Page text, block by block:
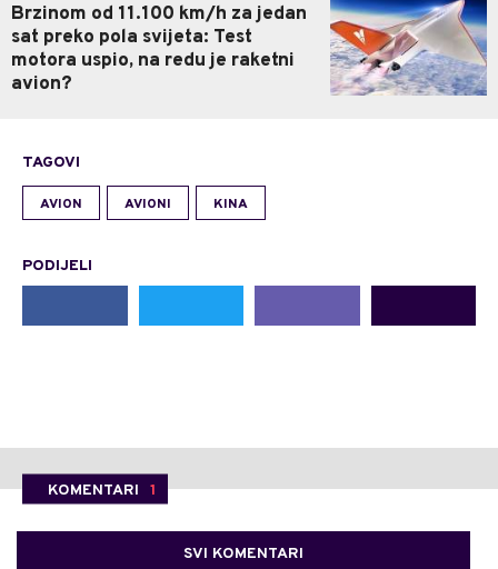
Brzinom od 11.100 km/h za jedan
sat preko pola svijeta: Test
motora uspio, na redu je raketni
avion?
TAGOVI
AVION AVIONI KINA
PODIJELI
KOMENTARI 1
SVI KOMENTARI